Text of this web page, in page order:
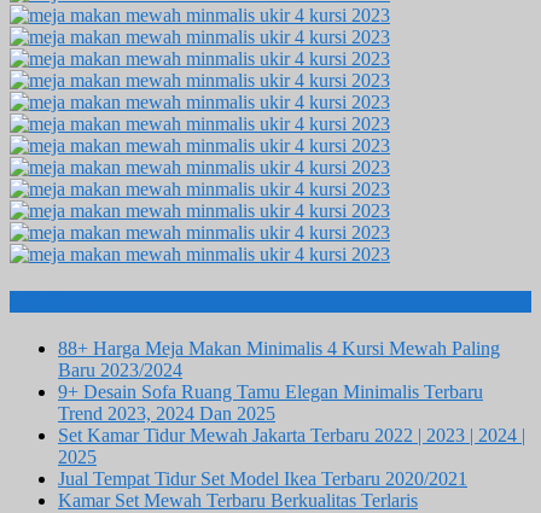
88+ Harga Meja Makan Minimalis 4 Kursi Mewah Paling
Baru 2023/2024
9+ Desain Sofa Ruang Tamu Elegan Minimalis Terbaru
Trend 2023, 2024 Dan 2025
Set Kamar Tidur Mewah Jakarta Terbaru 2022 | 2023 | 2024 |
2025
Jual Tempat Tidur Set Model Ikea Terbaru 2020/2021
Kamar Set Mewah Terbaru Berkualitas Terlaris